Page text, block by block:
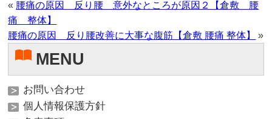
« 腰痛の原因 反り腰 意外なところが原因２【倉敷 腰
痛 整体】
腰痛の原因 反り腰改善に大事な腹筋【倉敷 腰痛 整体】
»
MENU
お問い合わせ
個人情報保護方針